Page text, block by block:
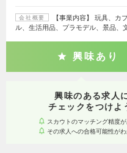
会社概要
【事業内容】 玩具、カ
ル、生活用品、プラモデル、景品、
興味あり
興味のある求人
チェックをつけよ
スカウトのマッチング精度
その求人への合格可能性が